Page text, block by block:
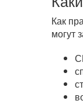
Как
могут